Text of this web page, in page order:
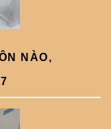
NÀO,